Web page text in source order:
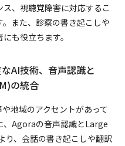
、視聴覚障害に対応するこ
また、診察の書き起こしや
も役立ちます。
AI技術、音声認識と
の統合
地域のアクセントがあって
、Agoraの音声認識とLarge
、会話の書き起こしや翻訳